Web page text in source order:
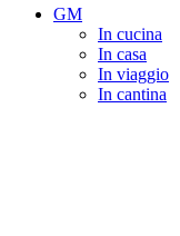
GM
In cucina
In casa
In viaggio
In cantina